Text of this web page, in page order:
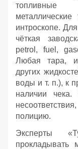
топливные
интроскопе.
чёткая
petrol, fuel,
Любая тара,
других
воды и т. п.), к
наличии чека.
полицию.
Эксперты
прокладывать